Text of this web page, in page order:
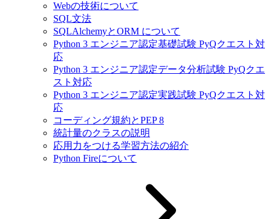
Webの技術について
SQL文法
SQLAlchemyとORM について
Python 3 エンジニア認定基礎試験 PyQクエスト対
応
Python 3 エンジニア認定データ分析試験 PyQクエ
スト対応
Python 3 エンジニア認定実践試験 PyQクエスト対
応
コーディング規約とPEP 8
統計量のクラスの説明
応用力をつける学習方法の紹介
Python Fireについて